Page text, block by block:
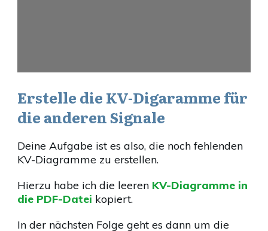
Erstelle die KV-Digaramme für
die anderen Signale
Deine Aufgabe ist es also, die noch fehlenden
KV-Diagramme zu erstellen.
Hierzu habe ich die leeren KV-Diagramme in
die PDF-Datei kopiert.
In der nächsten Folge geht es dann um die